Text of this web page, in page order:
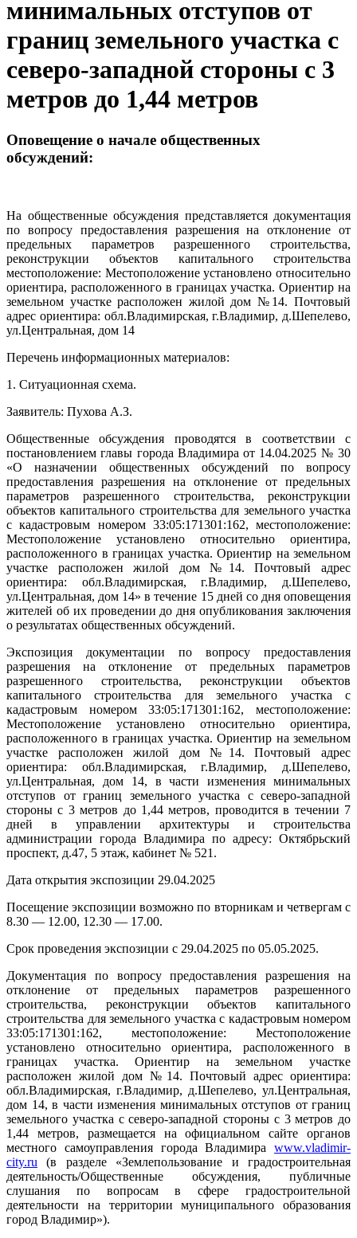
минимальных отступов от
границ земельного участка с
северо-западной стороны с 3
метров до 1,44 метров
Оповещение о начале общественных
обсуждений:
На общественные обсуждения представляется документация
по вопросу предоставления разрешения на отклонение от
предельных параметров разрешенного строительства,
реконструкции объектов капитального строительства
местоположение: Местоположение установлено относительно
ориентира, расположенного в границах участка. Ориентир на
земельном участке расположен жилой дом №14. Почтовый
адрес ориентира: обл.Владимирская, г.Владимир, д.Шепелево,
ул.Центральная, дом 14
Перечень информационных материалов:
1. Ситуационная схема.
Заявитель: Пухова А.З.
Общественные обсуждения проводятся в соответствии с
постановлением главы города Владимира от 14.04.2025 № 30
«О назначении общественных обсуждений по вопросу
предоставления разрешения на отклонение от предельных
параметров разрешенного строительства, реконструкции
объектов капитального строительства для земельного участка
с кадастровым номером 33:05:171301:162, местоположение:
Местоположение установлено относительно ориентира,
расположенного в границах участка. Ориентир на земельном
участке расположен жилой дом №14. Почтовый адрес
ориентира: обл.Владимирская, г.Владимир, д.Шепелево,
ул.Центральная, дом 14» в течение 15 дней со дня оповещения
жителей об их проведении до дня опубликования заключения
о результатах общественных обсуждений.
Экспозиция документации по вопросу предоставления
разрешения на отклонение от предельных параметров
разрешенного строительства, реконструкции объектов
капитального строительства для земельного участка с
кадастровым номером 33:05:171301:162, местоположение:
Местоположение установлено относительно ориентира,
расположенного в границах участка. Ориентир на земельном
участке расположен жилой дом №14. Почтовый адрес
ориентира: обл.Владимирская, г.Владимир, д.Шепелево,
ул.Центральная, дом 14, в части изменения минимальных
отступов от границ земельного участка с северо-западной
стороны с 3 метров до 1,44 метров, проводится в течении 7
дней в управлении архитектуры и строительства
администрации города Владимира по адресу: Октябрьский
проспект, д.47, 5 этаж, кабинет № 521.
Дата открытия экспозиции 29.04.2025
Посещение экспозиции возможно по вторникам и четвергам с
8.30 — 12.00, 12.30 — 17.00.
Срок проведения экспозиции с 29.04.2025 по 05.05.2025.
Документация по вопросу предоставления разрешения на
отклонение от предельных параметров разрешенного
строительства, реконструкции объектов капитального
строительства для земельного участка с кадастровым номером
33:05:171301:162, местоположение: Местоположение
установлено относительно ориентира, расположенного в
границах участка. Ориентир на земельном участке
расположен жилой дом №14. Почтовый адрес ориентира:
обл.Владимирская, г.Владимир, д.Шепелево, ул.Центральная,
дом 14, в части изменения минимальных отступов от границ
земельного участка с северо-западной стороны с 3 метров до
1,44 метров, размещается на официальном сайте органов
местного самоуправления города Владимира www.vladimir-
city.ru (в разделе «Землепользование и градостроительная
деятельность/Общественные обсуждения, публичные
слушания по вопросам в сфере градостроительной
деятельности на территории муниципального образования
город Владимир»).